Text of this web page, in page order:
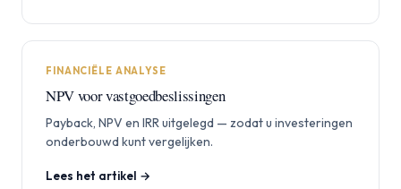
FINANCIËLE ANALYSE
NPV voor vastgoedbeslissingen
Payback, NPV en IRR uitgelegd — zodat u investeringen
onderbouwd kunt vergelijken.
Lees het artikel →